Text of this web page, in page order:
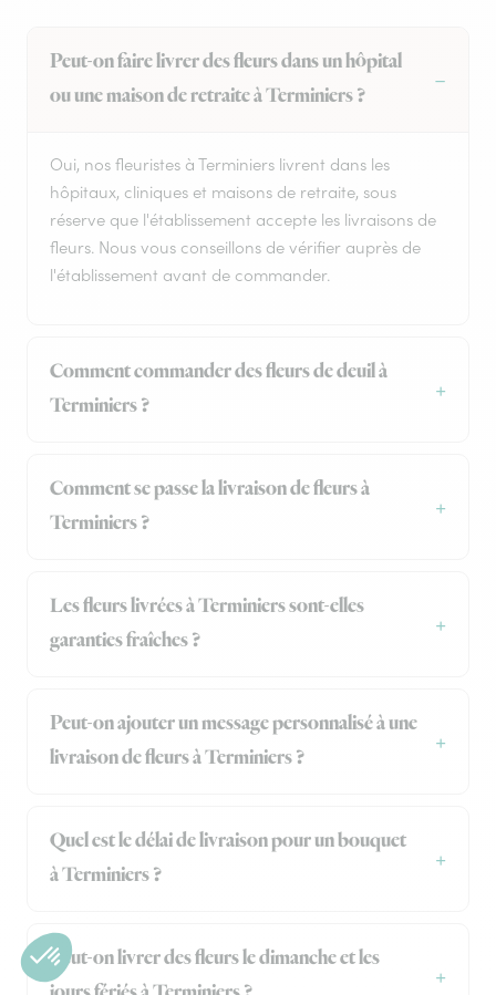
Peut-on faire livrer des fleurs dans un hôpital
ou une maison de retraite à Terminiers ?
Oui, nos fleuristes à Terminiers livrent dans les
hôpitaux, cliniques et maisons de retraite, sous
réserve que l'établissement accepte les livraisons de
fleurs. Nous vous conseillons de vérifier auprès de
l'établissement avant de commander.
Comment commander des fleurs de deuil à
Terminiers ?
Comment se passe la livraison de fleurs à
Terminiers ?
Les fleurs livrées à Terminiers sont-elles
garanties fraîches ?
Peut-on ajouter un message personnalisé à une
livraison de fleurs à Terminiers ?
Quel est le délai de livraison pour un bouquet
à Terminiers ?
Peut-on livrer des fleurs le dimanche et les